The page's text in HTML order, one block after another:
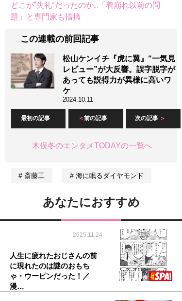
どこが“失礼”だったのか...「着崩れ以前の問
題」と専門家も指摘
この連載の前回記事
松山ケンイチ『虎に翼』“一気見
レビュー”が大反響。誤字脱字が
あっても説得力が異様に高いワ
ケ
2024.10.11
最初の記事 前の記事 次の記事
木俣冬のエンタメTODAYの一覧へ
斎藤工 海に眠るダイヤモンド
あなたにおすすめ
2025.11.24
人生に疲れたおじさんの前
に現れたのは謎のおもち
ゃ・ウーピンだった！／
漫…